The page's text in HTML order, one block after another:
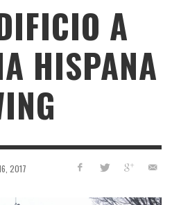
A
HISPANA
2017